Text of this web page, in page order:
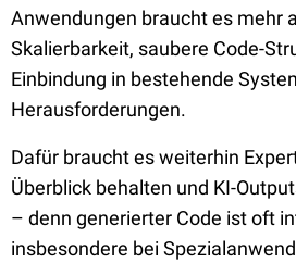
Anwendungen braucht es mehr
Skalierbarkeit, saubere Code-
Einbindung in bestehende
Herausforderungen.
Dafür braucht es weiterhin
Überblick behalten und KI-
– denn generierter Code ist oft
insbesondere bei